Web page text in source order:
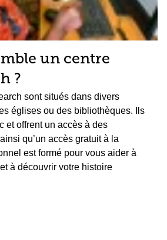
un centre
?
sont situés dans divers
églises ou des bibliothèques. Ils
et offrent un accès à des
qu’un accès gratuit à la
est formé pour vous aider à
à découvrir votre histoire